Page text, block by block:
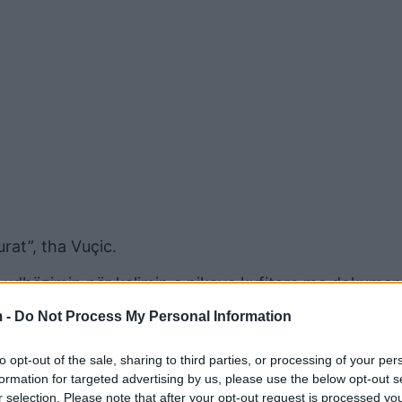
- Do Not Process My Personal Information
opt-out of the sale, sharing to third parties, or processing of your
for targeted advertising by us, please use the below opt-out
selection. Please note that after your opt-out request is processed
tha Vuçic.
për kalimin e pikave kufitare me
personale të lëshuara nga autoritetet e
një certifikatë që i zëvendëson ato dokumente.